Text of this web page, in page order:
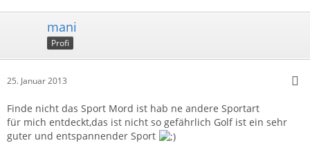
mani
Profi
25. Januar 2013
Finde nicht das Sport Mord ist hab ne andere Sportart
für mich entdeckt,das ist nicht so gefährlich Golf ist ein sehr
guter und entspannender Sport